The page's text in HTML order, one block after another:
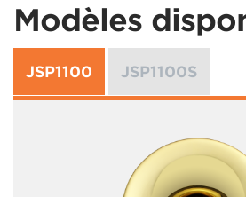
Modèles
JSP1100 JSP1100S